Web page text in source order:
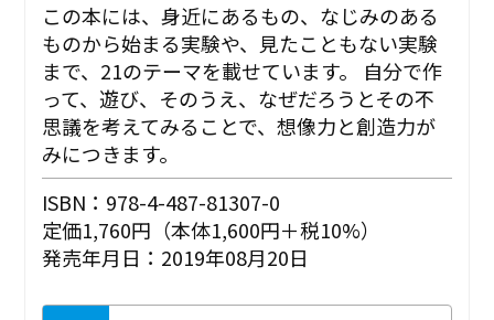
この本には、身近にあるもの、なじみのある
ものから始まる実験や、見たこともない実験
まで、21のテーマを載せています。 自分で作
って、遊び、そのうえ、なぜだろうとその不
思議を考えてみることで、想像力と創造力が
みにつきます。
ISBN：978-4-487-81307-0
定価1,760円（本体1,600円＋税10%）
発売年月日：2019年08月20日